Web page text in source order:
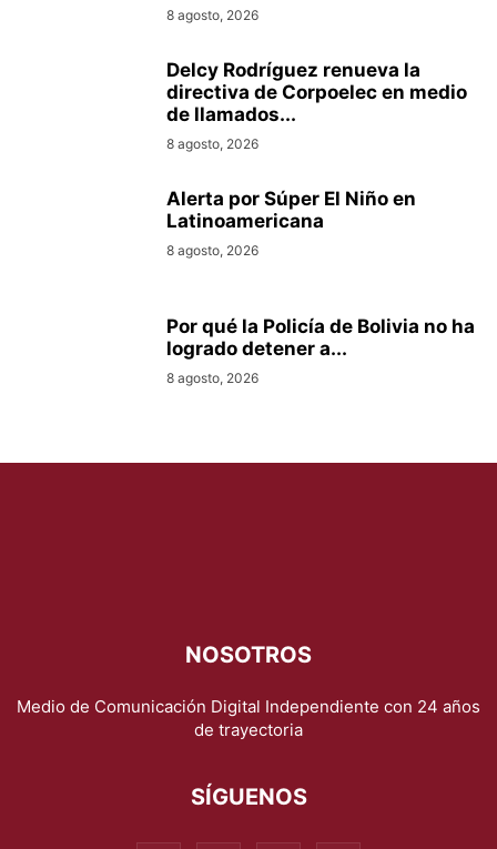
8 agosto, 2026
Delcy Rodríguez renueva la
directiva de Corpoelec en medio
de llamados...
8 agosto, 2026
Alerta por Súper El Niño en
Latinoamericana
8 agosto, 2026
Por qué la Policía de Bolivia no ha
logrado detener a...
8 agosto, 2026
NOSOTROS
Medio de Comunicación Digital Independiente con 24 años
de trayectoria
SÍGUENOS